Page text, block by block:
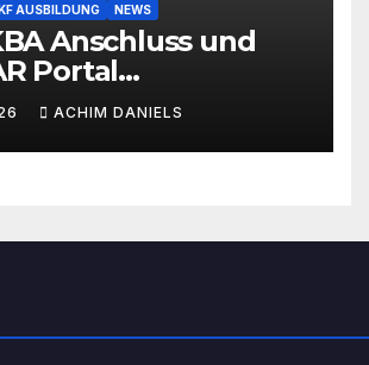
AUSBILDUNG NEWS
Anschluss und
Portal
Bis zu 50%
ACHIM DANIELS